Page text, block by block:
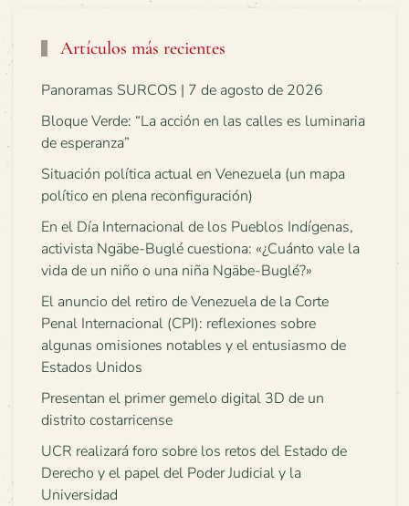
Artículos más recientes
Panoramas SURCOS | 7 de agosto de 2026
Bloque Verde: “La acción en las calles es luminaria
de esperanza”
Situación política actual en Venezuela (un mapa
político en plena reconfiguración)
En el Día Internacional de los Pueblos Indígenas,
activista Ngäbe-Buglé cuestiona: «¿Cuánto vale la
vida de un niño o una niña Ngäbe-Buglé?»
El anuncio del retiro de Venezuela de la Corte
Penal Internacional (CPI): reflexiones sobre
algunas omisiones notables y el entusiasmo de
Estados Unidos
Presentan el primer gemelo digital 3D de un
distrito costarricense
UCR realizará foro sobre los retos del Estado de
Derecho y el papel del Poder Judicial y la
Universidad